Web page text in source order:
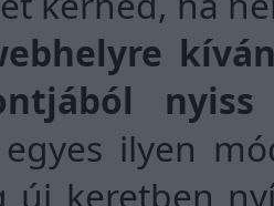
ilyen
új keretben